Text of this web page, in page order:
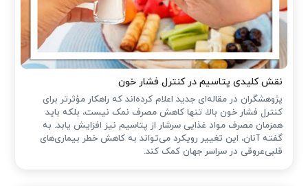
نقش کلیدی پتاسیم در کنترل فشار خون
پژوهشگران در مقاله‌ای جدید اعلام کرده‌اند که راهکار مؤثرتر برای
کنترل فشار خون بالا، تنها کاهش مصرف نمک نیست، بلکه باید
همزمان مصرف مواد غذایی سرشار از پتاسیم نیز افزایش یابد. به
گفته آنان، این تغییر رویکرد می‌تواند به کاهش خطر بیماری‌های
قلبی‌عروقی در سراسر جهان کمک کند.